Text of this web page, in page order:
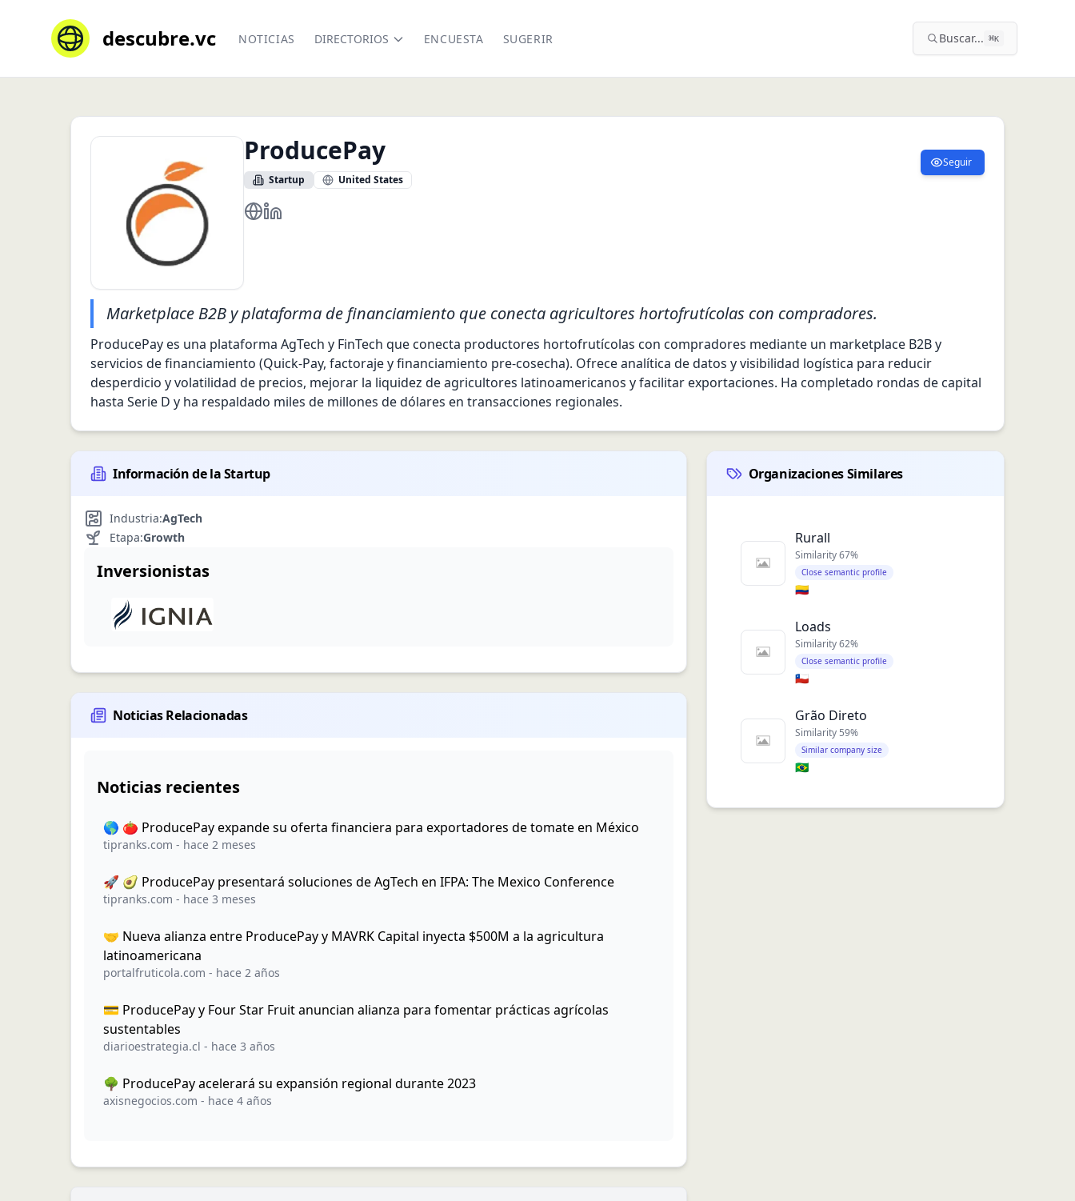
descubre.vc NOTICIAS DIRECTORIOS ENCUESTA SUGERIR Buscar... ⌘K
ProducePay
Startup United States
Seguir
https://producepay.com/
https://www.linkedin.com/company/produce-pay
Marketplace B2B y plataforma de financiamiento que conecta agricultores hortofrutícolas con compradores.
ProducePay es una plataforma AgTech y FinTech que conecta productores hortofrutícolas con compradores mediante un marketplace B2B y
servicios de financiamiento (Quick‑Pay, factoraje y financiamiento pre‑cosecha). Ofrece analítica de datos y visibilidad logística para reducir
desperdicio y volatilidad de precios, mejorar la liquidez de agricultores latinoamericanos y facilitar exportaciones. Ha completado rondas de capital
hasta Serie D y ha respaldado miles de millones de dólares en transacciones regionales.
Información de la Startup
Industria:AgTech
Etapa:Growth
Inversionistas
Noticias Relacionadas
Noticias recientes
🌎 🍅 ProducePay expande su oferta financiera para exportadores de tomate en México
tipranks.com - hace 2 meses
🚀 🥑 ProducePay presentará soluciones de AgTech en IFPA: The Mexico Conference
tipranks.com - hace 3 meses
🤝 Nueva alianza entre ProducePay y MAVRK Capital inyecta $500M a la agricultura
latinoamericana
portalfruticola.com - hace 2 años
💳 ProducePay y Four Star Fruit anuncian alianza para fomentar prácticas agrícolas
sustentables
diarioestrategia.cl - hace 3 años
🌳 ProducePay acelerará su expansión regional durante 2023
axisnegocios.com - hace 4 años
Organizaciones Similares
Rurall
Similarity67%
Close semantic profile
🇨🇴
Loads
Similarity62%
Close semantic profile
🇨🇱
Grão Direto
Similarity 59%
Similar company size
🇧🇷